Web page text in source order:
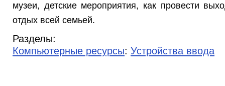
музеи, детские мероприятия, как провести
отдых всей семьей.
Разделы:
Компьютерные ресурсы: Устройства ввода